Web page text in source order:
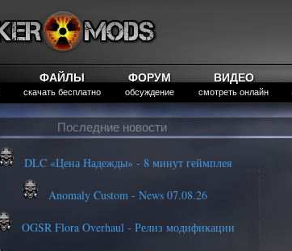
ФАЙЛЫ
скачать бесплатно
ФОРУМ
обсуждение
ВИДЕО
смотреть онлайн
Последние новости
DLC «Цена Надежды» - 8 минут геймплея
Anomaly Custom - News 07.08.26
OGSR Flora Overhaul - Релиз модификации